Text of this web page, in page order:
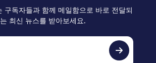
구독자들과 함께 메일함으로 바로 전달되
는 최신 뉴스를 받아보세요.